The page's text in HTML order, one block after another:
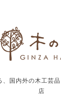
、国内外の木工芸
店